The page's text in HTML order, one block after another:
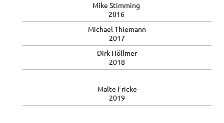
Mike Stimming
2016
Michael Thiemann
2017
Dirk Höllmer
2018
Malte Fricke
2019